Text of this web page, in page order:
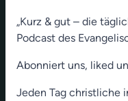
play_arrow (Katharina
00:00
„Kurz & gut – die
Podcast des
Abonniert uns, liked
Jeden Tag christliche